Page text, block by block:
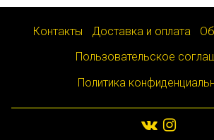
Контакты Доставка и оплата
Пользовательское
Политика